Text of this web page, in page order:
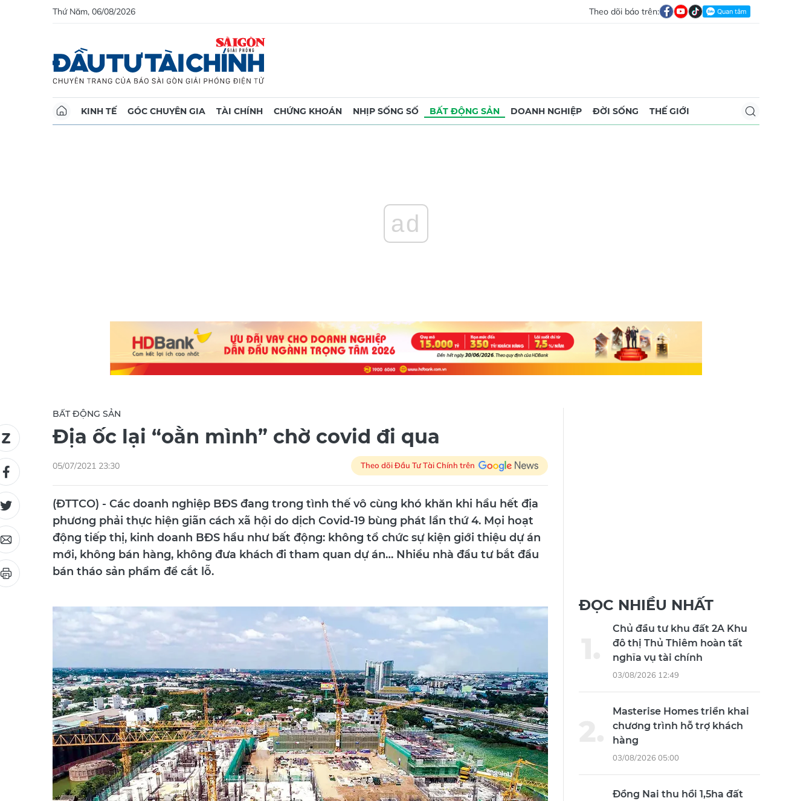
Thứ Năm, 06/08/2026 Theo dõi báo trên:
KINH TẾ GÓC CHUYÊN GIA TÀI CHÍNH CHỨNG KHOÁN NHỊP SỐNG SỐ BẤT ĐỘNG SẢN DOANH NGHIỆP ĐỜI SỐNG THẾ GIỚI
ad
BẤT ĐỘNG SẢN
Địa ốc lại “oằn mình” chờ covid đi qua
05/07/2021 23:30 Theo dõi Đầu Tư Tài Chính trên
(ĐTTCO) - Các doanh nghiệp BĐS đang trong tình thế vô cùng khó khăn khi hầu hết địa
phương phải thực hiện giãn cách xã hội do dịch Covid-19 bùng phát lần thứ 4. Mọi hoạt
động tiếp thị, kinh doanh BĐS hầu như bất động: không tổ chức sự kiện giới thiệu dự án
mới, không bán hàng, không đưa khách đi tham quan dự án… Nhiều nhà đầu tư bắt đầu
bán tháo sản phẩm để cắt lỗ.
ĐỌC NHIỀU NHẤT
Chủ đầu tư khu đất 2A Khu
đô thị Thủ Thiêm hoàn tất
nghĩa vụ tài chính
03/08/2026 12:49
Masterise Homes triển khai
chương trình hỗ trợ khách
hàng
03/08/2026 05:00
Đồng Nai thu hồi 1,5ha đất